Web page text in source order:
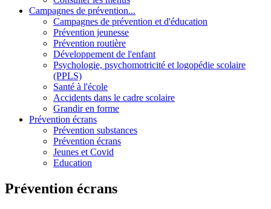
Campagnes de prévention...
Campagnes de prévention et d'éducation
Prévention jeunesse
Prévention routière
Développement de l'enfant
Psychologie, psychomotricité et logopédie scolaire
(PPLS)
Santé à l'école
Accidents dans le cadre scolaire
Grandir en forme
Prévention écrans
Prévention substances
Prévention écrans
Jeunes et Covid
Education
Prévention écrans